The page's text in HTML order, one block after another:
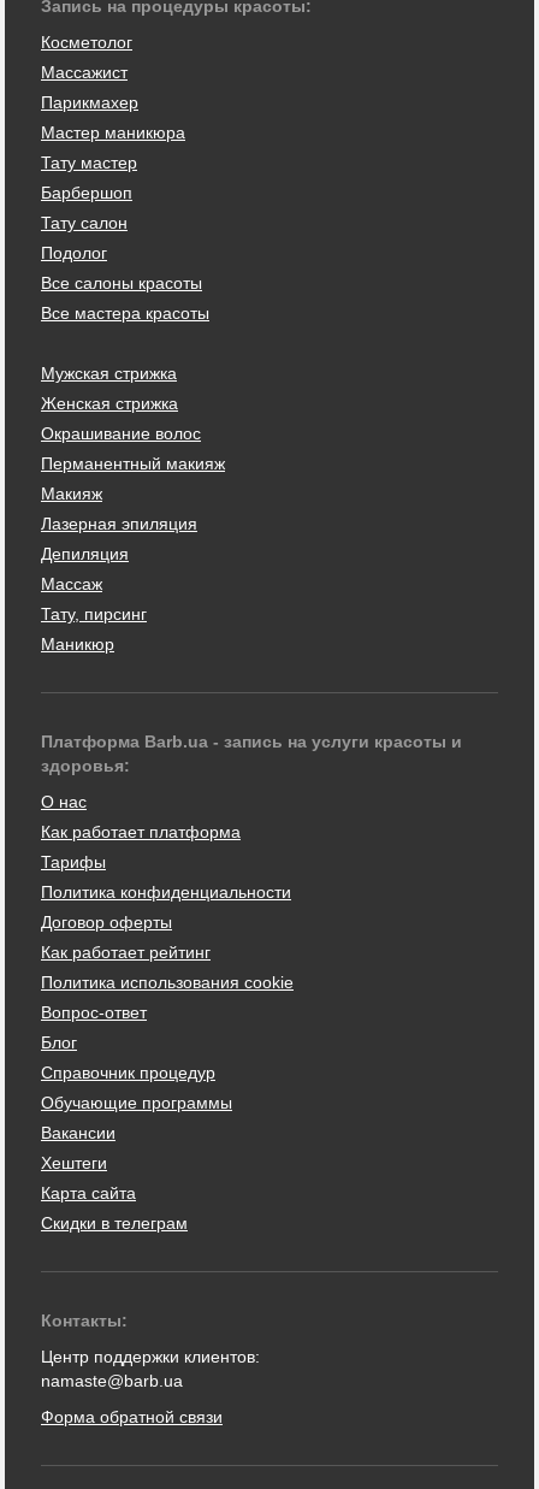
Запись на процедуры красоты:
Косметолог
Массажист
Парикмахер
Мастер маникюра
Тату мастер
Барбершоп
Тату салон
Подолог
Все салоны красоты
Все мастера красоты
Мужская стрижка
Женская стрижка
Окрашивание волос
Перманентный макияж
Макияж
Лазерная эпиляция
Депиляция
Массаж
Тату, пирсинг
Маникюр
Платформа Barb.ua - запись на услуги красоты и
здоровья:
О нас
Как работает платформа
Тарифы
Политика конфиденциальности
Договор оферты
Как работает рейтинг
Политика использования cookie
Вопрос-ответ
Блог
Справочник процедур
Обучающие программы
Вакансии
Хештеги
Карта сайта
Скидки в телеграм
Контакты:
Центр поддержки клиентов:
namaste@barb.ua
Форма обратной связи